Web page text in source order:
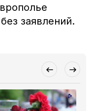
заявлений.